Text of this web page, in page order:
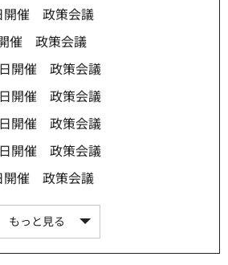
開催 政策会議
催 政策会議
開催 政策会議
開催 政策会議
開催 政策会議
開催 政策会議
開催 政策会議
もっと見る